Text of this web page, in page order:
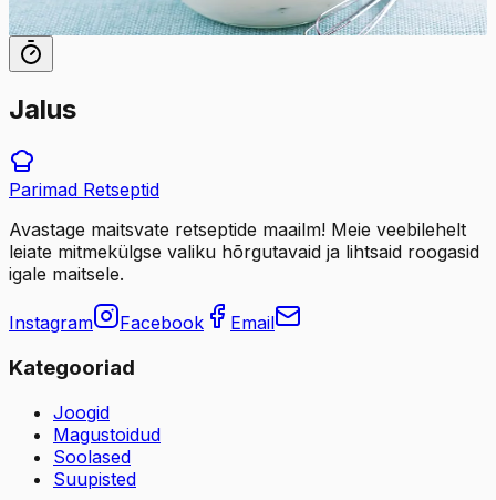
24 tk
Jalus
Parimad Retseptid
Avastage maitsvate retseptide maailm! Meie veebilehelt
leiate mitmekülgse valiku hõrgutavaid ja lihtsaid roogasid
igale maitsele.
Instagram Facebook Email
Kategooriad
Joogid
Magustoidud
Soolased
Suupisted